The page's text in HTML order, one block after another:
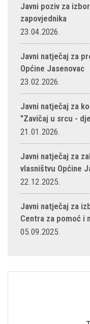
Javni poziv za
zapovjednika
23.04.2026.
Javni natječaj za
Općine Jasenovac
23.02.2026.
Javni natječaj za
"Zavičaj u srcu -
21.01.2026.
Javni natječaj za
vlasništvu Općine
22.12.2025.
Javni natječaj za
Centra za pomoć i
05.09.2025.